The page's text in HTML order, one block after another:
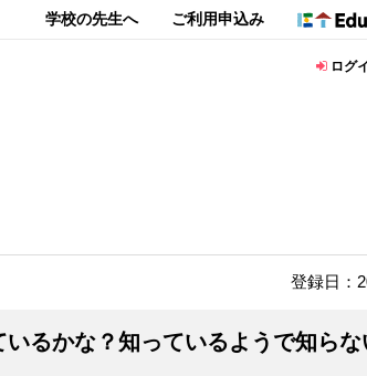
学校の先生へ ご利用申込み
ログ
登録日：
るかな？知っているようで知らな